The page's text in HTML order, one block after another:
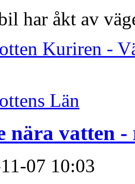
har åkt av
Kuriren -
Län
nära vatten
07 10:03